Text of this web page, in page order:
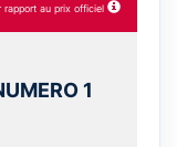
rapport au prix officiel
1